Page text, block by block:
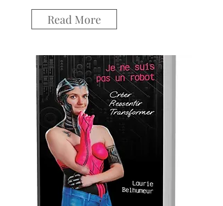
Read More